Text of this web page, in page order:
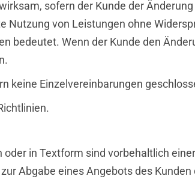
sofern der Kunde der
von Leistungen ohne
bedeutet. Wenn der Kunde den
keine Einzelvereinbarungen
in Textform sind vorbehaltlich
Abgabe eines Angebots des Kunden